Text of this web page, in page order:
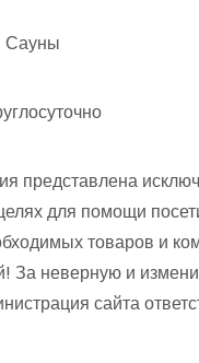
Сауны
представлена
для помощи
товаров и
За неверную и
сайта